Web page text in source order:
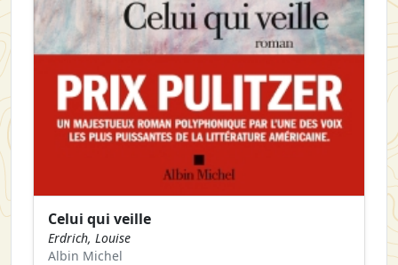
Celui qui veille
Erdrich, Louise
Albin Michel